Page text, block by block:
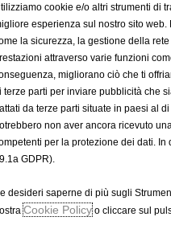
cookie e/o altri strumenti di
esperienza sul nostro sito
la sicurezza, la gestione della
attraverso varie funzioni
migliorano ciò che ti
terze parti per inviare pubblicità che
da terze parti situate in paesi al
non aver ancora ricevuto
per la protezione dei dati. In
GDPR).
desideri saperne di più sugli
Cookie Policyo cliccare sul